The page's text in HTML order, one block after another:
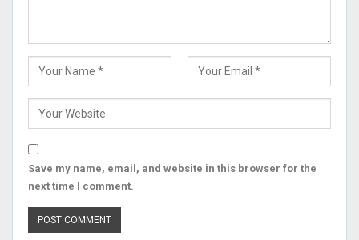
Save my name, email, and website in this browser for the
next time I comment.